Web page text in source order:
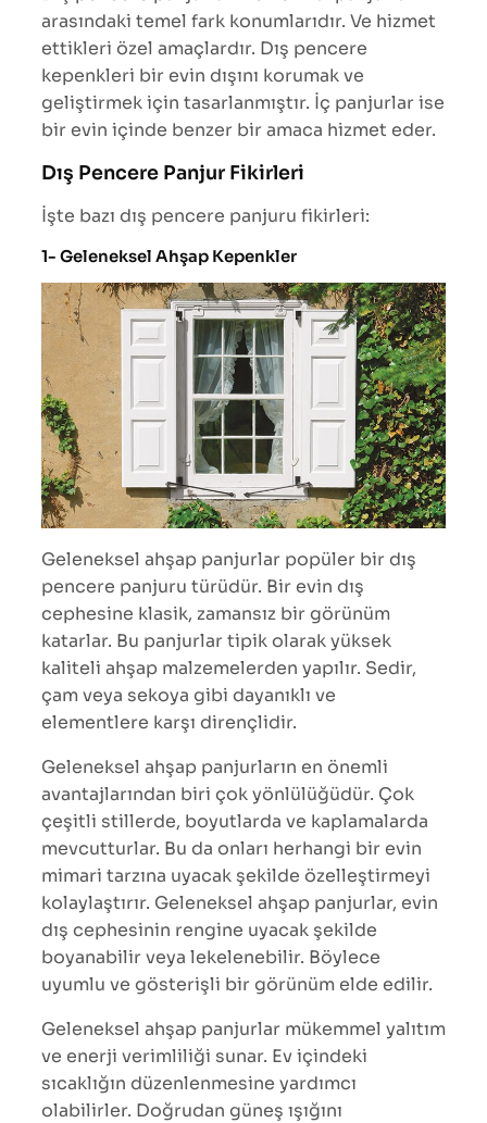
arasındaki temel fark konumlarıdır. Ve hizmet
ettikleri özel amaçlardır. Dış pencere
kepenkleri bir evin dışını korumak ve
geliştirmek için tasarlanmıştır. İç panjurlar ise
bir evin içinde benzer bir amaca hizmet eder.
Dış Pencere Panjur Fikirleri
İşte bazı dış pencere panjuru fikirleri:
1- Geleneksel Ahşap Kepenkler
Geleneksel ahşap panjurlar popüler bir dış
pencere panjuru türüdür. Bir evin dış
cephesine klasik, zamansız bir görünüm
katarlar. Bu panjurlar tipik olarak yüksek
kaliteli ahşap malzemelerden yapılır. Sedir,
çam veya sekoya gibi dayanıklı ve
elementlere karşı dirençlidir.
Geleneksel ahşap panjurların en önemli
avantajlarından biri çok yönlülüğüdür. Çok
çeşitli stillerde, boyutlarda ve kaplamalarda
mevcutturlar. Bu da onları herhangi bir evin
mimari tarzına uyacak şekilde özelleştirmeyi
kolaylaştırır. Geleneksel ahşap panjurlar, evin
dış cephesinin rengine uyacak şekilde
boyanabilir veya lekelenebilir. Böylece
uyumlu ve gösterişli bir görünüm elde edilir.
Geleneksel ahşap panjurlar mükemmel yalıtım
ve enerji verimliliği sunar. Ev içindeki
sıcaklığın düzenlenmesine yardımcı
olabilirler. Doğrudan güneş ışığını